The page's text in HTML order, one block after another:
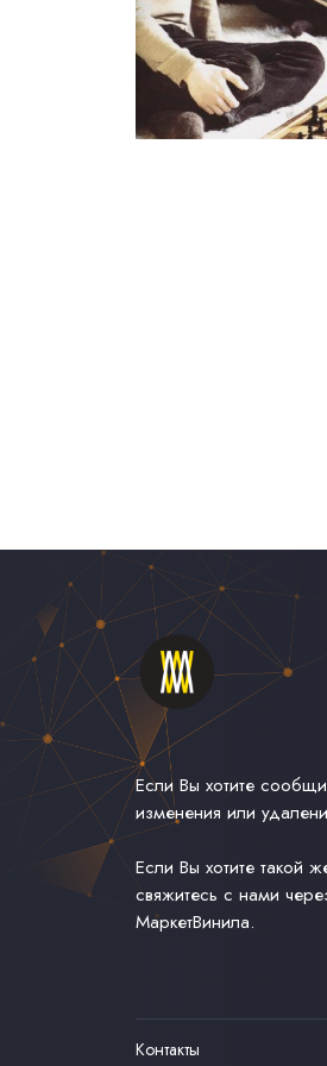
Если Вы хотите
изменения или
Если Вы хотите такой
свяжитесь с нами
МаркетВинила.
Контакты